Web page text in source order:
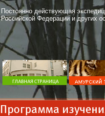
Постоянно действующая
Российской Федерации и других
Программа